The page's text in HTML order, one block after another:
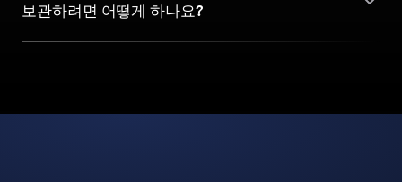
보관하려면 어떻게 하나요?